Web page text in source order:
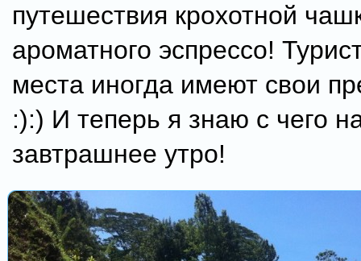
путешествия крохотной
ароматного эспрессо!
места иногда имеют свои
:):) И теперь я знаю с чего
завтрашнее утро!